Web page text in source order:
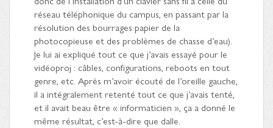
réseau téléphonique du campus, en passant par la
résolution des bourrages papier de la
photocopieuse et des problèmes de chasse d’eau).
Je lui ai expliqué tout ce que j’avais essayé pour le
vidéoproj : câbles, configurations, reboots en tout
genre, etc. Après m’avoir écouté de l’oreille gauche,
il a intégralement retenté tout ce que j’avais tenté,
et il avait beau être « informaticien », ça a donné le
même résultat, c’est-à-dire que dalle.